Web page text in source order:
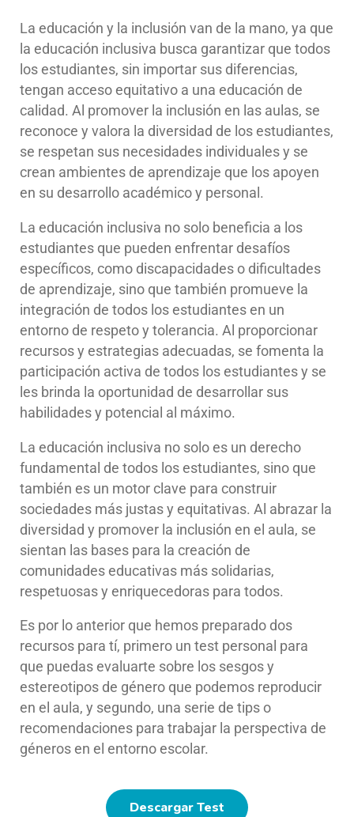
La educación y la inclusión van de la mano, ya que
la educación inclusiva busca garantizar que todos
los estudiantes, sin importar sus diferencias,
tengan acceso equitativo a una educación de
calidad. Al promover la inclusión en las aulas, se
reconoce y valora la diversidad de los estudiantes,
se respetan sus necesidades individuales y se
crean ambientes de aprendizaje que los apoyen
en su desarrollo académico y personal.
La educación inclusiva no solo beneficia a los
estudiantes que pueden enfrentar desafíos
específicos, como discapacidades o dificultades
de aprendizaje, sino que también promueve la
integración de todos los estudiantes en un
entorno de respeto y tolerancia. Al proporcionar
recursos y estrategias adecuadas, se fomenta la
participación activa de todos los estudiantes y se
les brinda la oportunidad de desarrollar sus
habilidades y potencial al máximo.
La educación inclusiva no solo es un derecho
fundamental de todos los estudiantes, sino que
también es un motor clave para construir
sociedades más justas y equitativas. Al abrazar la
diversidad y promover la inclusión en el aula, se
sientan las bases para la creación de
comunidades educativas más solidarias,
respetuosas y enriquecedoras para todos.
Es por lo anterior que hemos preparado dos
recursos para tí, primero un test personal para
que puedas evaluarte sobre los sesgos y
estereotipos de género que podemos reproducir
en el aula, y segundo, una serie de tips o
recomendaciones para trabajar la perspectiva de
géneros en el entorno escolar.
Descargar Test